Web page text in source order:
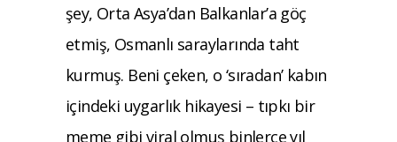
şey, Orta Asya’dan Balkanlar’a göç
etmiş, Osmanlı saraylarında taht
kurmuş. Beni çeken, o ‘sıradan’ kabın
içindeki uygarlık hikayesi – tıpkı bir
meme gibi viral olmuş binlerce yıl